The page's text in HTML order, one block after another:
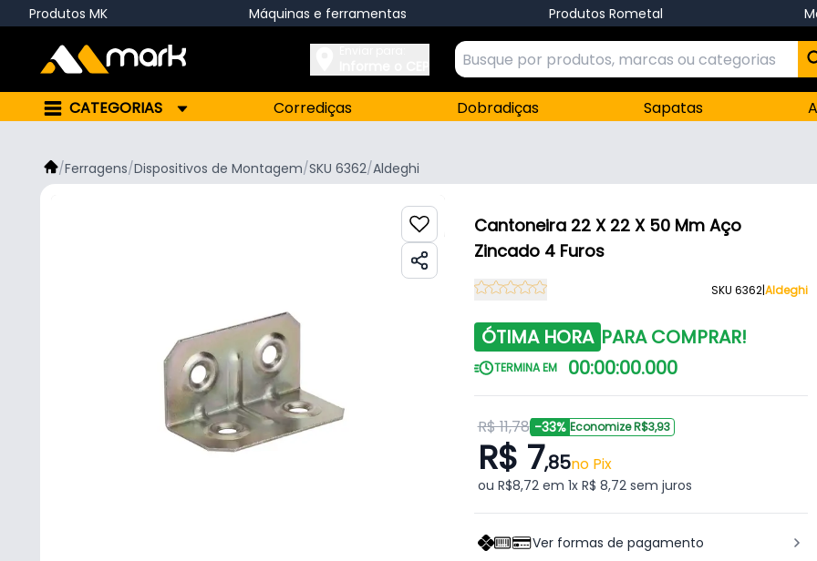
Produtos MK Máquinas e ferramentas Produtos Rometal
CATEGORIAS Corrediças Dobradiças Sapatas
/Ferragens/Dispositivos de Montagem/SKU 6362/Aldeghi
Cantoneira 22 X 22 X 50 Mm Aço
Zincado 4 Furos
SKU 6362|Aldeghi
ÓTIMA HORA PARA COMPRAR!
TERMINA EM 00:00:00.000
R$ 11,78 -33% Economize R$3,93
R$ 7,85no Pix
ou R$8,72 em 1x R$ 8,72 sem juros
Ver formas de pagamento